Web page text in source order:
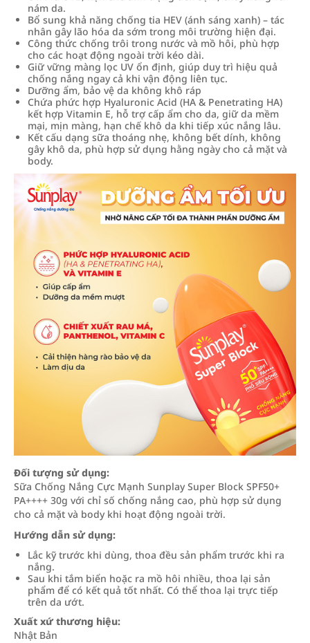
nám da.
Bổ sung khả năng chống tia HEV (ánh sáng xanh) – tác
nhân gây lão hóa da sớm trong môi trường hiện đại.
Công thức chống trôi trong nước và mồ hôi, phù hợp
cho các hoạt động ngoài trời kéo dài.
Giữ vững màng lọc UV ổn định, giúp duy trì hiệu quả
chống nắng ngay cả khi vận động liên tục.
Dưỡng ẩm, bảo vệ da không khô ráp
Chứa phức hợp Hyaluronic Acid (HA & Penetrating HA)
kết hợp Vitamin E, hỗ trợ cấp ẩm cho da, giữ da mềm
mại, mịn màng, hạn chế khô da khi tiếp xúc nắng lâu.
Kết cấu dạng sữa thoáng nhẹ, không bết dính, không
gây khô da, phù hợp sử dụng hằng ngày cho cả mặt và
body.
Đối tượng sử dụng:
Sữa Chống Nắng Cực Mạnh Sunplay Super Block SPF50+
PA++++ 30g với chỉ số chống nắng cao, phù hợp sử dụng
cho cả mặt và body khi hoạt động ngoài trời.
Hướng dẫn sử dụng:
Lắc kỹ trước khi dùng, thoa đều sản phẩm trước khi ra
nắng.
Sau khi tắm biển hoặc ra mồ hôi nhiều, thoa lại sản
phẩm để có kết quả tốt nhất. Có thể thoa lại trực tiếp
trên da ướt.
Xuất xứ thương hiệu:
Nhật Bản